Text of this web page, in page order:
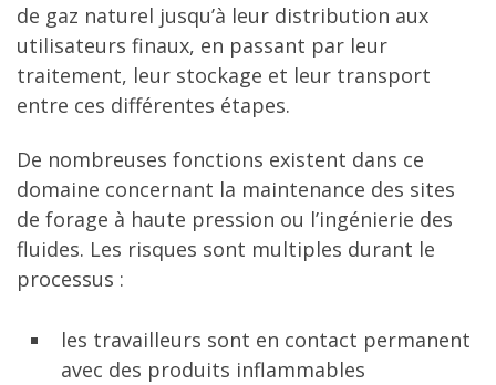
de gaz naturel jusqu’à leur distribution aux
utilisateurs finaux, en passant par leur
traitement, leur stockage et leur transport
entre ces différentes étapes.
De nombreuses fonctions existent dans ce
domaine concernant la maintenance des sites
de forage à haute pression ou l’ingénierie des
fluides. Les risques sont multiples durant le
processus :
les travailleurs sont en contact permanent
avec des produits inflammables